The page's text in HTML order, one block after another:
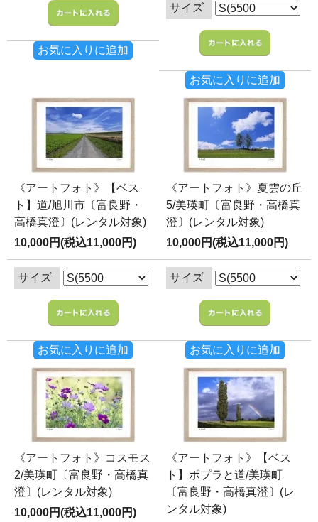
お気に入りに追加
サイズ
お気に入りに追加
《アートフォト》【ベス
ト】道/旭川市〔富良野・
高橋真澄〕(レンタル対象)
10,000円(税込11,000円)
サイズ
お気に入りに追加
《アートフォト》夏雲の丘
5/美瑛町〔富良野・高橋真
澄〕(レンタル対象)
10,000円(税込11,000円)
サイズ
お気に入りに追加
《アートフォト》コスモス
2/美瑛町〔富良野・高橋真
澄〕(レンタル対象)
10,000円(税込11,000円)
《アートフォト》【ベス
ト】ポプラと道/美瑛町
〔富良野・高橋真澄〕(レ
ンタル対象)